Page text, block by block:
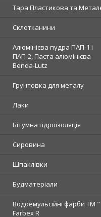
Тара Пластикова та
Склотканини
Алюмінієва пудра ПАП-1 і
ПАП-2, Паста алюмінієва
Benda-Lutz
Грунтовка для металу
Лаки
Бітумна гідроізоляція
Сировина
Шпаклівки
Будматеріали
Водоемульсійні фарби ТМ "
Farbex R